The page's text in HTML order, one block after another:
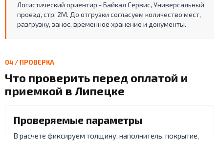
Логистический ориентир - Байкал Сервис, Универсальный
проезд, стр. 2М. До отгрузки согласуем количество мест,
разгрузку, занос, временное хранение и документы.
04 / ПРОВЕРКА
Что проверить перед оплатой и
приемкой в Липецке
Проверяемые параметры
В расчете фиксируем толщину, наполнитель, покрытие,